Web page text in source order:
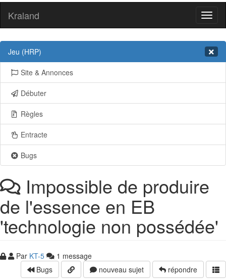
Kraland
Jeu (HRP)
Site & Annonces
Débuter
Règles
Entracte
Bugs
Impossible de produire
de l'essence en EB
'technologie non possédée'
Par KT-5
1 message
Bugs
nouveau sujet répondre